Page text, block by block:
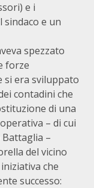
e i
e un
spezzato
forze
si era sviluppato
contadini che
di una
– di cui
–
del vicino
che
successo: